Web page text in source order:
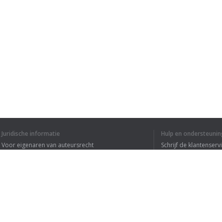
Juridische informatie
Voor eigenaren van auteursrecht
Hulp en
Schrijf de